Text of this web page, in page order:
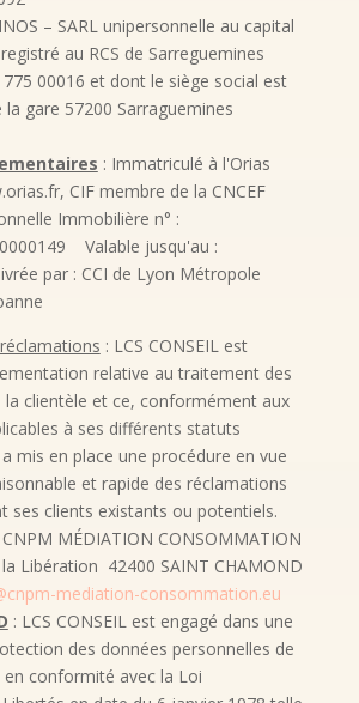
– SARL unipersonnelle au capital
au RCS de Sarreguemines
00016 et dont le siège social est
la gare 57200 Sarraguemines
: Immatriculé à l'Orias
CIF membre de la CNCEF
Immobilière n° :
Valable jusqu'au :
par : CCI de Lyon Métropole
: LCS CONSEIL est
relative au traitement des
clientèle et ce, conformément aux
à ses différents statuts
mis en place une procédure en vue
et rapide des réclamations
ses clients existants ou potentiels.
CNPM MÉDIATION CONSOMMATION
Libération 42400 SAINT CHAMOND
mediation-consommation.eu
: LCS CONSEIL est engagé dans une
des données personnelles de
conformité avec la Loi